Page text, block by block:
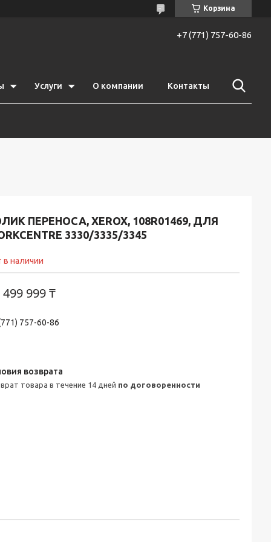
Корзина
+7 (771) 757-60-86
Услуги О компании Контакты
ПЕРЕНОСА, XEROX, 108R01469, ДЛЯ
3330/3335/3345
в наличии
499 999 ₸
757-60-86
товара в течение 14 дней по договоренности